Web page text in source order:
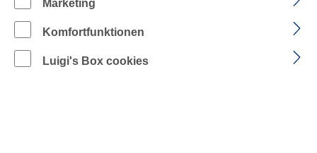
Marketing
Komfortfunktionen
Luigi's Box cookies